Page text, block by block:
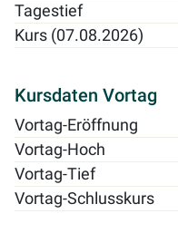
Tagestief
Kurs (07.08.2026)
Kursdaten Vortag
Vortag-Eröffnung
Vortag-Hoch
Vortag-Tief
Vortag-Schlusskurs